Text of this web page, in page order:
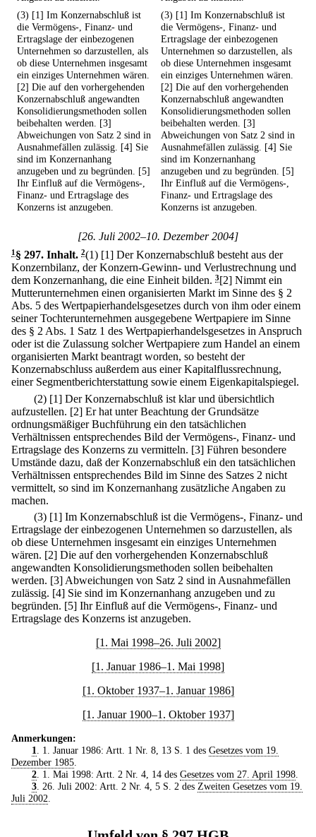
(3) [1] Im Konzernabschluß ist
die Vermögens-, Finanz- und
Ertragslage der einbezogenen
Unternehmen so darzustellen, als
ob diese Unternehmen insgesamt
ein einziges Unternehmen wären.
[2] Die auf den vorhergehenden
Konzernabschluß angewandten
Konsolidierungsmethoden sollen
beibehalten werden. [3]
Abweichungen von Satz 2 sind in
Ausnahmefällen zulässig. [4] Sie
sind im Konzernanhang
anzugeben und zu begründen. [5]
Ihr Einfluß auf die Vermögens-,
Finanz- und Ertragslage des
Konzerns ist anzugeben.
(3) [1] Im Konzernabschluß ist
die Vermögens-, Finanz- und
Ertragslage der einbezogenen
Unternehmen so darzustellen, als
ob diese Unternehmen insgesamt
ein einziges Unternehmen wären.
[2] Die auf den vorhergehenden
Konzernabschluß angewandten
Konsolidierungsmethoden sollen
beibehalten werden. [3]
Abweichungen von Satz 2 sind in
Ausnahmefällen zulässig. [4] Sie
sind im Konzernanhang
anzugeben und zu begründen. [5]
Ihr Einfluß auf die Vermögens-,
Finanz- und Ertragslage des
Konzerns ist anzugeben.
[26. Juli 2002–10. Dezember 2004]
1§ 297. Inhalt. 2(1) [1] Der Konzernabschluß besteht aus der
Konzernbilanz, der Konzern-Gewinn- und Verlustrechnung und
dem Konzernanhang, die eine Einheit bilden. 3[2] Nimmt ein
Mutterunternehmen einen organisierten Markt im Sinne des § 2
Abs. 5 des Wertpapierhandelsgesetzes durch von ihm oder einem
seiner Tochterunternehmen ausgegebene Wertpapiere im Sinne
des § 2 Abs. 1 Satz 1 des Wertpapierhandelsgesetzes in Anspruch
oder ist die Zulassung solcher Wertpapiere zum Handel an einem
organisierten Markt beantragt worden, so besteht der
Konzernabschluss außerdem aus einer Kapitalflussrechnung,
einer Segmentberichterstattung sowie einem Eigenkapitalspiegel.
(2) [1] Der Konzernabschluß ist klar und übersichtlich
aufzustellen. [2] Er hat unter Beachtung der Grundsätze
ordnungsmäßiger Buchführung ein den tatsächlichen
Verhältnissen entsprechendes Bild der Vermögens-, Finanz- und
Ertragslage des Konzerns zu vermitteln. [3] Führen besondere
Umstände dazu, daß der Konzernabschluß ein den tatsächlichen
Verhältnissen entsprechendes Bild im Sinne des Satzes 2 nicht
vermittelt, so sind im Konzernanhang zusätzliche Angaben zu
machen.
(3) [1] Im Konzernabschluß ist die Vermögens-, Finanz- und
Ertragslage der einbezogenen Unternehmen so darzustellen, als
ob diese Unternehmen insgesamt ein einziges Unternehmen
wären. [2] Die auf den vorhergehenden Konzernabschluß
angewandten Konsolidierungsmethoden sollen beibehalten
werden. [3] Abweichungen von Satz 2 sind in Ausnahmefällen
zulässig. [4] Sie sind im Konzernanhang anzugeben und zu
begründen. [5] Ihr Einfluß auf die Vermögens-, Finanz- und
Ertragslage des Konzerns ist anzugeben.
[1. Mai 1998–26. Juli 2002]
[1. Januar 1986–1. Mai 1998]
[1. Oktober 1937–1. Januar 1986]
[1. Januar 1900–1. Oktober 1937]
Anmerkungen:
1
. 1. Januar 1986: Artt. 1 Nr. 8, 13 S. 1 des Gesetzes vom 19.
Dezember 1985
2. 1. Mai 1998: Artt. 2 Nr. 4, 14 des Gesetzes vom 27. April 1998.
3. 26. Juli 2002: Artt. 2 Nr. 4, 5 S. 2 des Zweiten Gesetzes vom 19.
Juli 2002